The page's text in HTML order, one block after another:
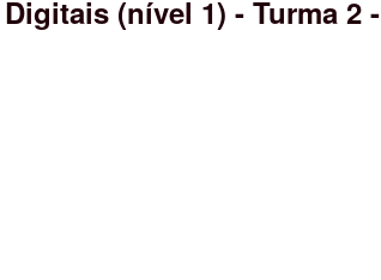
(nível 1) - Turma 2 -